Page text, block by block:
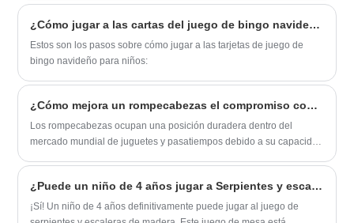
diversión mientras desafían y mejoran sus habilidades de memoria.
¿Cómo jugar a las cartas del juego de bingo navideño para niños?
Estos son los pasos sobre cómo jugar a las tarjetas de juego de
bingo navideño para niños:
¿Cómo mejora un rompecabezas el compromiso cognitivo y el atractivo del mercado?
Los rompecabezas ocupan una posición duradera dentro del
mercado mundial de juguetes y pasatiempos debido a su capacidad
que el interés de los consumidores se desplaza hacia productos
que equilibran la recreación con el valor del desarrollo, los
rompecabezas continúan emergiendo como una categoría de alta
¿Puede un niño de 4 años jugar a Serpientes y escaleras de madera?
¡Sí! Un niño de 4 años definitivamente puede jugar al juego de